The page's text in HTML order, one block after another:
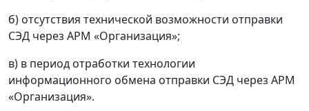
б) отсутствия технической возможности отправки
СЭД через АРМ «Организация»;
в) в период отработки технологии
информационного обмена отправки СЭД через АРМ
«Организация».